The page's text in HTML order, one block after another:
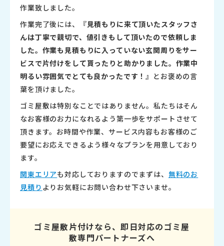
作業致しました。
作業完了後には、『見積もりに来て頂いたスタッフさ
んは丁寧で親切で、値引きもして頂いたので依頼しま
した。作業も見積もりに入っていない玄関周りをサー
ビスで片付けをして貰ったりと助かりました。作業中
明るい雰囲気でとても良かったです！ 』とお褒めの言
葉を頂けました。
ゴミ屋敷は特別なことではありません。私たちはそん
なお客様のお力になれるよう第一歩をサポートさせて
頂きます。お時間や作業、サービス内容もお客様のご
要望にお応えできるよう様々なプランを用意しており
ます。
関東エリアも対応しておりますのでまずは、 無料のお
見積り よりお気軽にお問い合わせ下さいませ。
ゴミ屋敷片付けなら、即日対応のゴミ屋
敷専門パートナーズへ